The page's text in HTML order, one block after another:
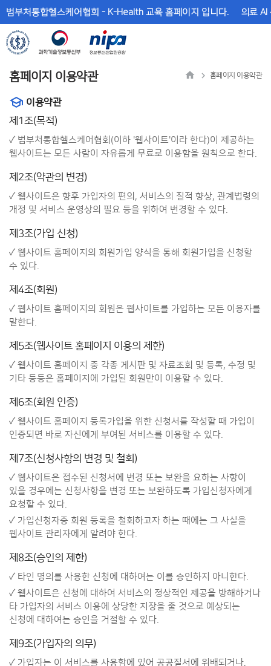
뉴
바
로
가
문
바
로
가
범부처통합헬스케어협회 - K-Health 교육 홈페이지 입니다. 의료 AI
홈페이지 이용약관 홈페이지 이용약관
이용약관
제1조(목적)
✓ 범부처통합헬스케어협회(이하 '웹사이트'이라 한다)이 제공하는
웹사이트는 모든 사람이 자유롭게 무료로 이용함을 원칙으로 한다.
제2조(약관의 변경)
✓ 웹사이트은 향후 가입자의 편의, 서비스의 질적 향상, 관계법령의
개정 및 서비스 운영상의 필요 등을 위하여 변경할 수 있다.
제3조(가입 신청)
✓ 웹사이트 홈페이지의 회원가입 양식을 통해 회원가입을 신청할
수 있다.
제4조(회원)
✓ 웹사이트 홈페이지의 회원은 웹사이트를 가입하는 모든 이용자를
말한다.
제5조(웹사이트 홈페이지 이용의 제한)
✓ 웹사이트 홈페이지 중 각종 게시판 및 자료조회 및 등록, 수정 및
기타 등등은 홈페이지에 가입된 회원만이 이용할 수 있다.
제6조(회원 인증)
✓ 웹사이트 홈페이지 등록가입을 위한 신청서를 작성할 때 가입이
인증되면 바로 자신에게 부여된 서비스를 이용할 수 있다.
제7조(신청사항의 변경 및 철회)
✓ 웹사이트은 접수된 신청서에 변경 또는 보완을 요하는 사항이
있을 경우에는 신청사항을 변경 또는 보완하도록 가입신청자에게
요청할 수 있다.
✓ 가입신청자중 회원 등록을 철회하고자 하는 때에는 그 사실을
웹사이트 관리자에게 알려야 한다.
제8조(승인의 제한)
✓ 타인 명의를 사용한 신청에 대하여는 이를 승인하지 아니한다.
✓ 웹사이트은 신청에 대하여 서비스의 정상적인 제공을 방해하거나
타 가입자의 서비스 이용에 상당한 지장을 줄 것으로 예상되는
신청에 대하여는 승인을 거절할 수 있다.
제9조(가입자의 의무)
✓ 가입자는 이 서비스를 사용함에 있어 공공질서에 위배되거나,